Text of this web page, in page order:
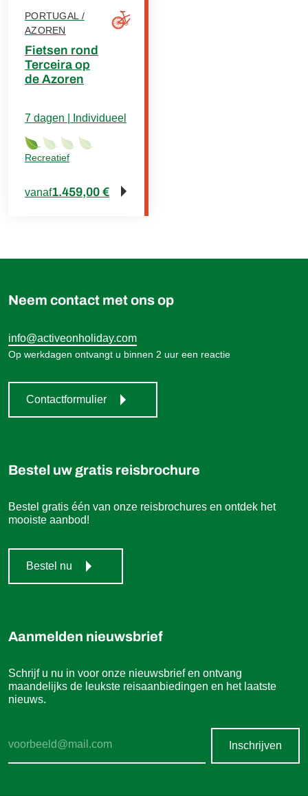
PORTUGAL /
AZOREN
Fietsen rond
Terceira op
de Azoren
Recreatief
7 dagen | Individueel
vanaf1.459,00 €
Neem contact met ons op
info@activeonholiday.com
Op werkdagen ontvangt u binnen 2 uur een reactie
Contactformulier
Bestel uw gratis reisbrochure
Bestel gratis één van onze reisbrochures en ontdek het
mooiste aanbod!
Bestel nu
Aanmelden nieuwsbrief
Schrijf u nu in voor onze nieuwsbrief en ontvang
maandelijks de leukste reisaanbiedingen en het laatste
nieuws.
Inschrijven